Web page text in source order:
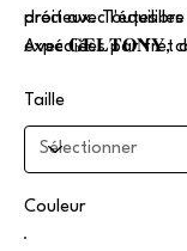
précieux. Toutes
expédiées par fret
droit avec l'équilibre
Avec 𝐆𝐄𝐋𝐓𝐎𝐍𝐘,
Taille
Couleur